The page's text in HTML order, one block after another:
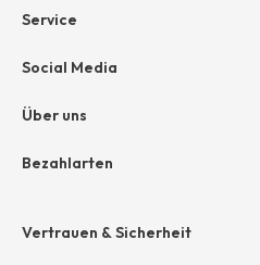
Hilfe & Kontakt
Retoure
AGB
Datenschutz
Service
Geschenkgutscheine
Größentabelle
Social Media
Über uns
Unternehmen
Bezahlarten
Amazon Pay
Vertrauen & Sicherheit